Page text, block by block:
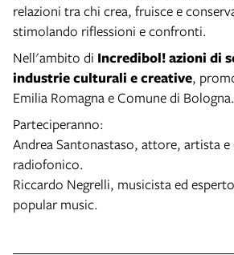
relazioni tra chi crea, fruisce e
stimolando riflessioni e confronti.
Nell'ambito di Incredibol! azioni di
industrie culturali e creative,
Emilia Romagna e Comune di Bologna.
Parteciperanno:
Andrea Santonastaso, attore, artista
radiofonico.
Riccardo Negrelli, musicista ed
popular music.